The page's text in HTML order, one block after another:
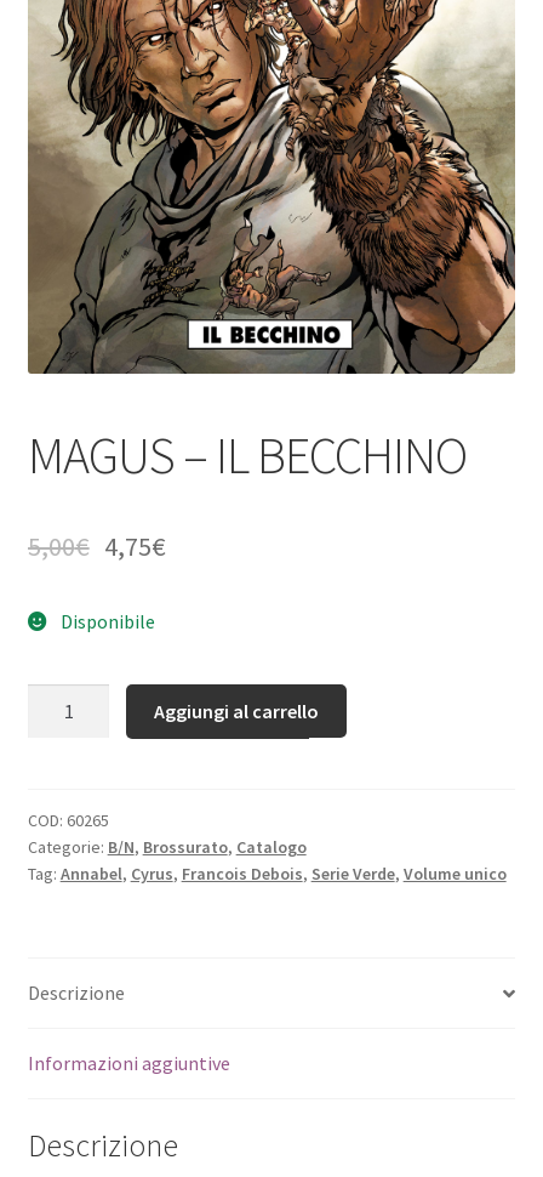
MAGUS – IL BECCHINO
5,00€ 4,75€
Disponibile
Aggiungi al carrello
COD: 60265
Categorie: B/N, Brossurato, Catalogo
Tag: Annabel, Cyrus, Francois Debois, Serie Verde, Volume unico
Descrizione
Informazioni aggiuntive
Descrizione